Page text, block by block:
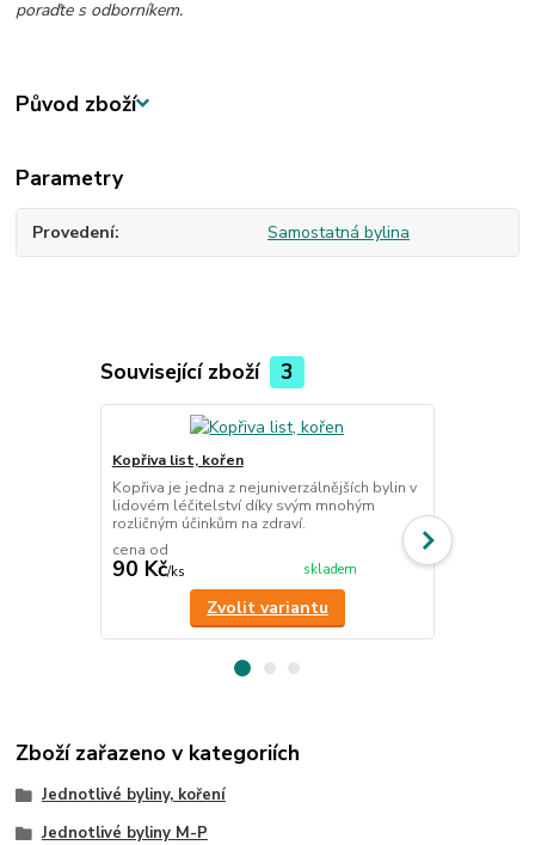
poraďte s odborníkem.
Původ zboží
Parametry
Provedení Samostatná bylina
Související zboží 3
Kopřiva list, kořen
Kopřiva je jedna z nejuniverzálnějších bylin v
lidovém léčitelství díky svým mnohým
rozličným účinkům na zdraví.
cena od
90 Kč/ks skladem
Zvolit variantu
činnosti
Zboží zařazeno v kategoriích
Jednotlivé byliny, koření
Jednotlivé byliny M-P